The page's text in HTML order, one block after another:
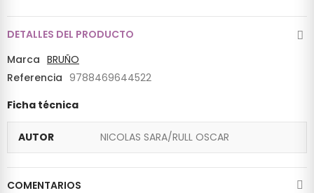
DETALLES DEL PRODUCTO
Marca BRUÑO
Referencia 9788469644522
Ficha técnica
AUTOR NICOLAS SARA/RULL OSCAR
COMENTARIOS